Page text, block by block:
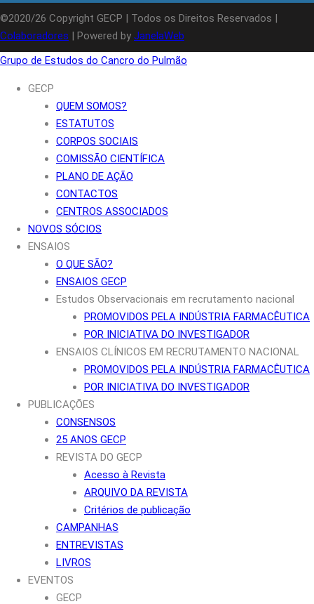
©2020/26 Copyright GECP | Todos os Direitos Reservados |
Colaboradores | Powered by JanelaWeb
Grupo de Estudos do Cancro do Pulmão
GECP
QUEM SOMOS?
ESTATUTOS
CORPOS SOCIAIS
COMISSÃO CIENTÍFICA
PLANO DE AÇÃO
CONTACTOS
CENTROS ASSOCIADOS
NOVOS SÓCIOS
ENSAIOS
O QUE SÃO?
ENSAIOS GECP
Estudos Observacionais em recrutamento nacional
PROMOVIDOS PELA INDÚSTRIA FARMACÊUTICA
POR INICIATIVA DO INVESTIGADOR
ENSAIOS CLÍNICOS EM RECRUTAMENTO NACIONAL
PROMOVIDOS PELA INDÚSTRIA FARMACÊUTICA
POR INICIATIVA DO INVESTIGADOR
PUBLICAÇÕES
CONSENSOS
25 ANOS GECP
REVISTA DO GECP
Acesso à Revista
ARQUIVO DA REVISTA
Critérios de publicação
CAMPANHAS
ENTREVISTAS
LIVROS
EVENTOS
GECP